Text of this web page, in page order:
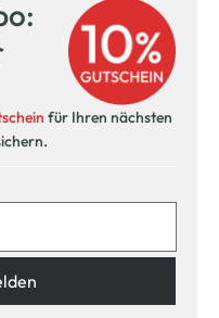
für Ihren nächsten